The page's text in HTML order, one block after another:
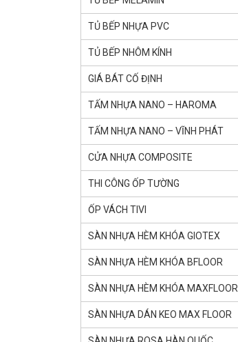
TỦ BẾP NHỰA PVC
TỦ BẾP NHÔM KÍNH
GIÁ BÁT CỐ ĐỊNH
TẤM NHỰA NANO – HAROMA
TẤM NHỰA NANO – VĨNH PHÁT
CỬA NHỰA COMPOSITE
THI CÔNG ỐP TƯỜNG
ỐP VÁCH TIVI
SÀN NHỰA HÈM KHÓA GlOTEX
SÀN NHỰA HÈM KHÓA BFLOOR
SÀN NHỰA HÈM KHÓA MAXFLOOR
SÀN NHỰA DÁN KEO MAX FLOOR